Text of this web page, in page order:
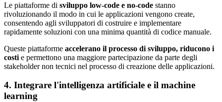
Le piattaforme di sviluppo low-code e no-code stanno
rivoluzionando il modo in cui le applicazioni vengono create,
consentendo agli sviluppatori di costruire e implementare
rapidamente soluzioni con una minima quantità di codice manuale.
Queste piattaforme accelerano il processo di sviluppo, riducono i
costi e permettono una maggiore partecipazione da parte degli
stakeholder non tecnici nel processo di creazione delle applicazioni.
4. Integrare l'intelligenza artificiale e il machine
learning